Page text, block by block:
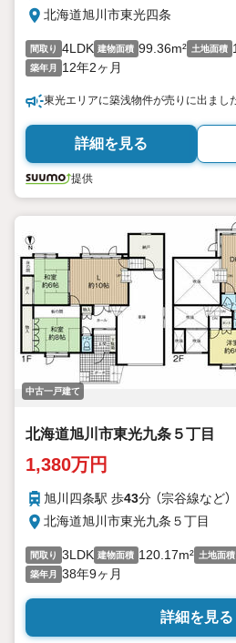
北海道旭川市東光四条
間取り 4LDK 建物面積 99.36m² 土地面積
築年月 12年2ヶ月
東光エリアに築浅物件が売りに出まし
詳細を見る
提供
中古一戸建て
北海道旭川市東光九条５丁目
1,380万円
旭川四条駅 歩43分 （宗谷線など）
北海道旭川市東光九条５丁目
間取り 3LDK 建物面積 120.17m² 土地面積
築年月 38年9ヶ月
詳細を見る